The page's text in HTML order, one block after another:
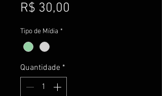
R$ 30,00
Tipo de Mídia *
Quantidade *